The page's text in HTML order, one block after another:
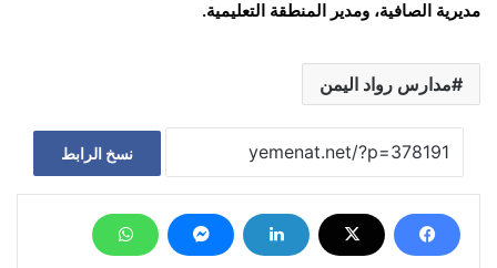
مديرية الصافية، ومدير المنطقة التعليمية.
مدارس رواد اليمن
نسخ الرابط